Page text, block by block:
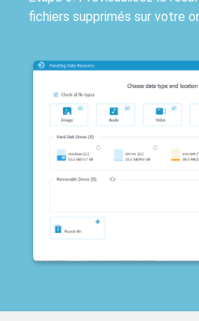
fichiers supprimés sur votre